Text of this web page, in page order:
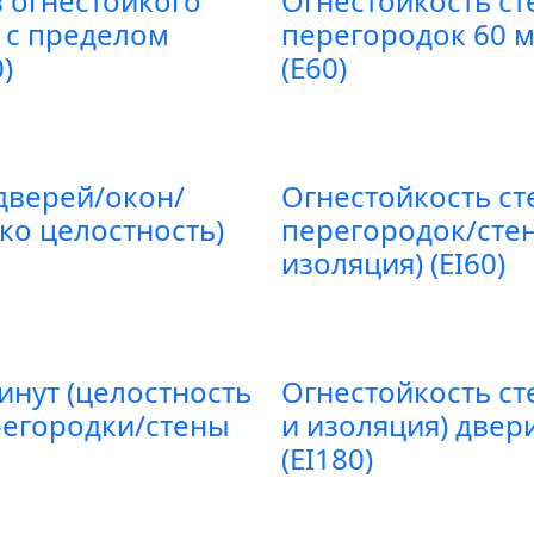
с пределом
перегородок 60
(E60)
окон/
целостность)
Огнестойкость
перегородок/
изоляция) (EI60)
(целостность
стены
Огнестойкость
и изоляция)
(EI180)